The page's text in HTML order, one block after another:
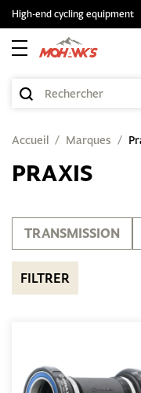
High-end cycling equipment
Accueil Marques
PRAXIS
TRANSMISSION
FILTRER